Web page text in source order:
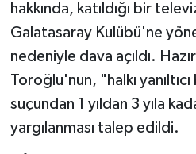
hakkında, katıldığı bir
Galatasaray Kulübü'ne
nedeniyle dava açıldı.
Toroğlu'nun, "halkı
suçundan 1 yıldan 3 yıla
yargılanması talep edildi.